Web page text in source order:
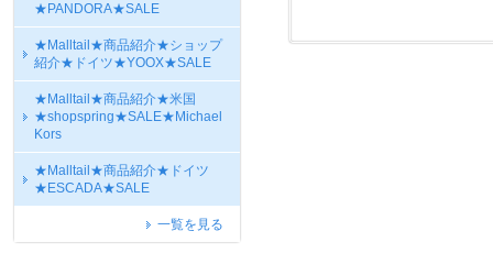
★PANDORA★SALE
★Malltail★商品紹介★ショップ
紹介★ドイツ★YOOX★SALE
★Malltail★商品紹介★米国
★shopspring★SALE★Michael
Kors
★Malltail★商品紹介★ドイツ
★ESCADA★SALE
一覧を見る